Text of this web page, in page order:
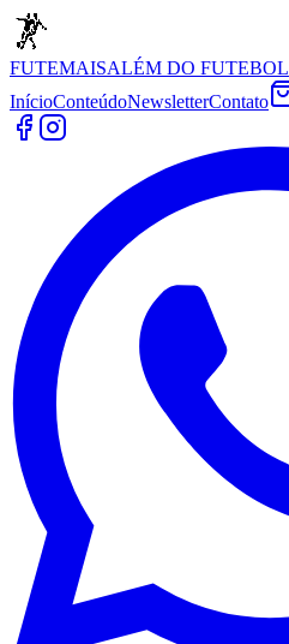
FUTEMAISALÉM DO FUTEBOL
InícioConteúdoNewsletterContato